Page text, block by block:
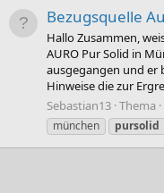
Bezugsquelle
Hallo Zusammen,
AURO Pur Solid in
ausgegangen und er
Hinweise die zur
Sebastian13 Thema
münchen
pursolid